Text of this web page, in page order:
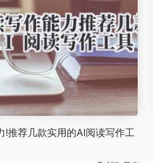
!推荐几款实用的AI阅读写作工